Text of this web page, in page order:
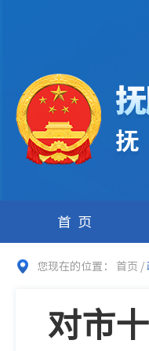
首页
您现在的位置： 首页 /
对市